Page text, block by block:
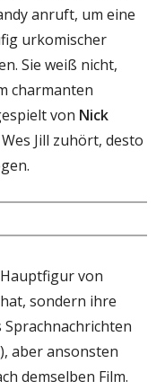
anruft, um eine
urkomischer
Sie weiß nicht,
charmanten
von Nick
Jill zuhört, desto
von
sondern ihre
Sprachnachrichten
aber ansonsten
demselben Film.